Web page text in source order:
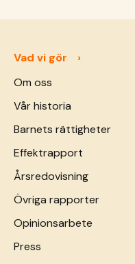
Vad vi gör
Om oss
Vår historia
Barnets rättigheter
Effektrapport
Årsredovisning
Övriga rapporter
Opinionsarbete
Press